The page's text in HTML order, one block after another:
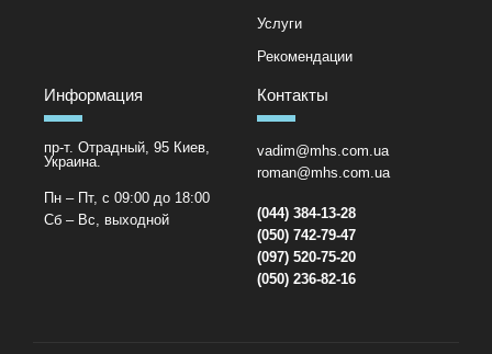
Услуги
Рекомендации
Информация
пр-т. Отрадный, 95 Киев,
Украина.
Пн – Пт, с 09:00 до 18:00
Сб – Вс, выходной
Контакты
vadim@mhs.com.ua
roman@mhs.com.ua
(044) 384-13-28
(050) 742-79-47
(097) 520-75-20
(050) 236-82-16